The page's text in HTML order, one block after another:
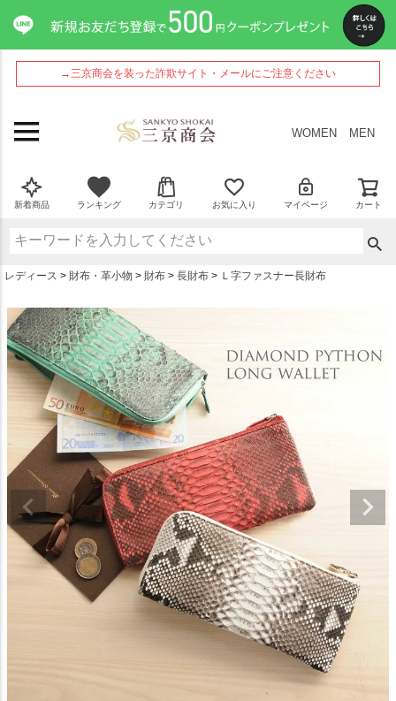
→三京商会を装った詐欺サイト・メールにご注意ください
WOMEN MEN
新着商品 ランキング カテゴリ お気に入り マイページ カート
レディース 財布・革小物 財布 長財布 Ｌ字ファスナー長財布
ペー
ジト
ップ
へ